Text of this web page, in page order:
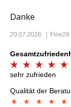
Danke
20.07.2026 Fine28
sehr zufrieden
Qualität der